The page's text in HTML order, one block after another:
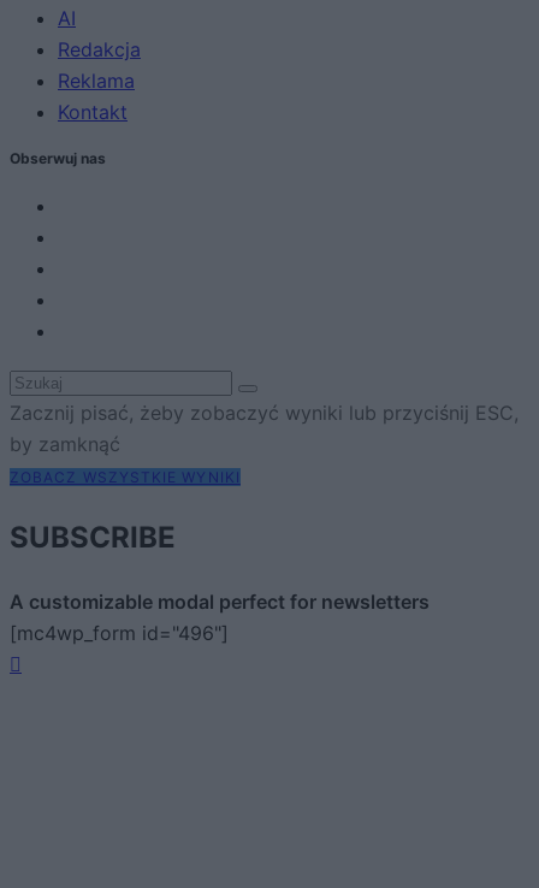
AI
Redakcja
Reklama
Kontakt
Obserwuj nas
Zacznij pisać, żeby zobaczyć wyniki lub przyciśnij ESC,
by zamknąć
ZOBACZ WSZYSTKIE WYNIKI
SUBSCRIBE
A customizable modal perfect for newsletters
[mc4wp_form id="496"]